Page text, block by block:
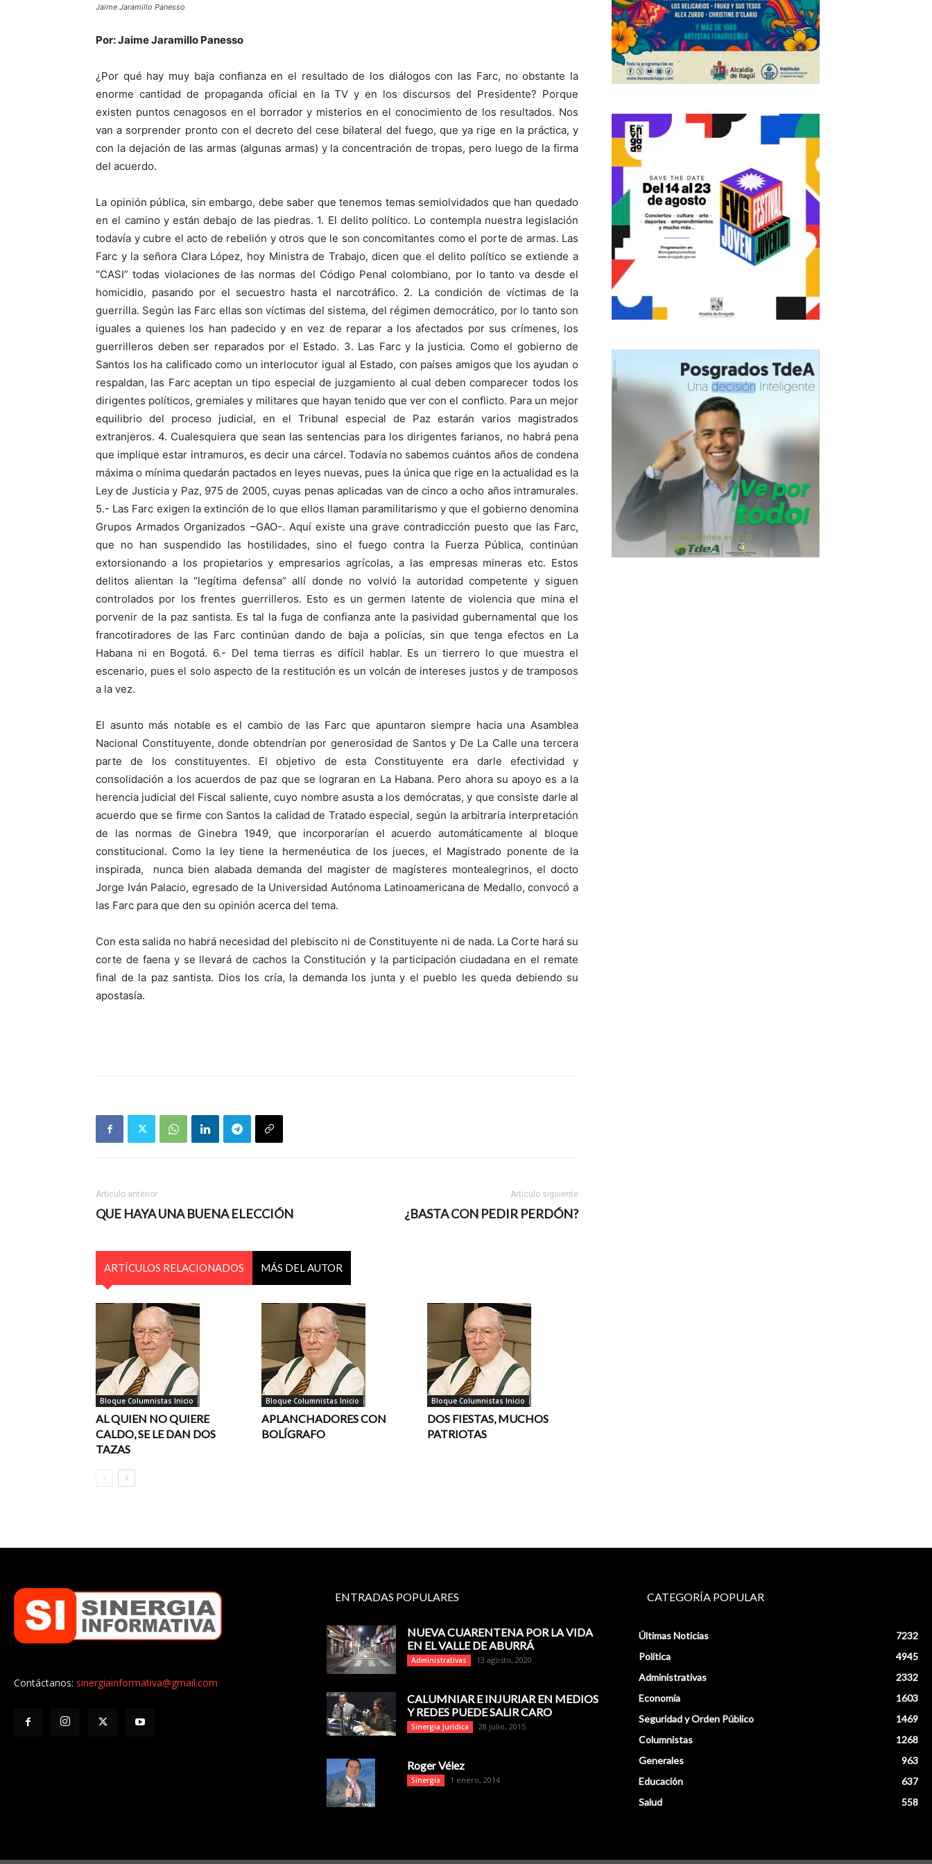
Jaime Jaramillo Panesso
Por: Jaime Jaramillo Panesso
¿Por qué hay muy baja confianza en el resultado de los diálogos con las Farc, no obstante la
enorme cantidad de propaganda oficial en la TV y en los discursos del Presidente? Porque
existen puntos cenagosos en el borrador y misterios en el conocimiento de los resultados. Nos
van a sorprender pronto con el decreto del cese bilateral del fuego, que ya rige en la práctica, y
con la dejación de las armas (algunas armas) y la concentración de tropas, pero luego de la firma
del acuerdo.
La opinión pública, sin embargo, debe saber que tenemos temas semiolvidados que han quedado
en el camino y están debajo de las piedras. 1. El delito político. Lo contempla nuestra legislación
todavía y cubre el acto de rebelión y otros que le son concomitantes como el porte de armas. Las
Farc y la señora Clara López, hoy Ministra de Trabajo, dicen que el delito político se extiende a
“CASI” todas violaciones de las normas del Código Penal colombiano, por lo tanto va desde el
homicidio, pasando por el secuestro hasta el narcotráfico. 2. La condición de víctimas de la
guerrilla. Según las Farc ellas son víctimas del sistema, del régimen democrático, por lo tanto son
iguales a quienes los han padecido y en vez de reparar a los afectados por sus crímenes, los
guerrilleros deben ser reparados por el Estado. 3. Las Farc y la justicia. Como el gobierno de
Santos los ha calificado como un interlocutor igual al Estado, con países amigos que los ayudan o
respaldan, las Farc aceptan un tipo especial de juzgamiento al cual deben comparecer todos los
dirigentes políticos, gremiales y militares que hayan tenido que ver con el conflicto. Para un mejor
equilibrio del proceso judicial, en el Tribunal especial de Paz estarán varios magistrados
extranjeros. 4. Cualesquiera que sean las sentencias para los dirigentes farianos, no habrá pena
que implique estar intramuros, es decir una cárcel. Todavía no sabemos cuántos años de condena
máxima o mínima quedarán pactados en leyes nuevas, pues la única que rige en la actualidad es la
Ley de Justicia y Paz, 975 de 2005, cuyas penas aplicadas van de cinco a ocho años intramurales.
5.- Las Farc exigen la extinción de lo que ellos llaman paramilitarismo y que el gobierno denomina
Grupos Armados Organizados –GAO-. Aquí existe una grave contradicción puesto que las Farc,
que no han suspendido las hostilidades, sino el fuego contra la Fuerza Pública, continúan
extorsionando a los propietarios y empresarios agrícolas, a las empresas mineras etc. Estos
delitos alientan la “legítima defensa” allí donde no volvió la autoridad competente y siguen
controlados por los frentes guerrilleros. Esto es un germen latente de violencia que mina el
porvenir de la paz santista. Es tal la fuga de confianza ante la pasividad gubernamental que los
francotiradores de las Farc continúan dando de baja a policías, sin que tenga efectos en La
Habana ni en Bogotá. 6.- Del tema tierras es difícil hablar. Es un tierrero lo que muestra el
escenario, pues el solo aspecto de la restitución es un volcán de intereses justos y de tramposos
a la vez.
El asunto más notable es el cambio de las Farc que apuntaron siempre hacia una Asamblea
Nacional Constituyente, donde obtendrían por generosidad de Santos y De La Calle una tercera
parte de los constituyentes. El objetivo de esta Constituyente era darle efectividad y
consolidación a los acuerdos de paz que se lograran en La Habana. Pero ahora su apoyo es a la
herencia judicial del Fiscal saliente, cuyo nombre asusta a los demócratas, y que consiste darle al
acuerdo que se firme con Santos la calidad de Tratado especial, según la arbitraria interpretación
de las normas de Ginebra 1949, que incorporarían el acuerdo automáticamente al bloque
constitucional. Como la ley tiene la hermenéutica de los jueces, el Magistrado ponente de la
inspirada, nunca bien alabada demanda del magister de magísteres montealegrinos, el docto
Jorge Iván Palacio, egresado de la Universidad Autónoma Latinoamericana de Medallo, convocó a
las Farc para que den su opinión acerca del tema.
Con esta salida no habrá necesidad del plebiscito ni de Constituyente ni de nada. La Corte hará su
corte de faena y se llevará de cachos la Constitución y la participación ciudadana en el remate
final de la paz santista. Dios los cría, la demanda los junta y el pueblo les queda debiendo su
apostasía.
Artículo anterior
QUE HAYA UNA BUENA ELECCIÓN
Artículo siguiente
¿BASTA CON PEDIR PERDÓN?
ARTÍCULOS RELACIONADOS MÁS DEL AUTOR
Bloque Columnistas Inicio
AL QUIEN NO QUIERE
CALDO, SE LE DAN DOS
TAZAS
Bloque Columnistas Inicio
APLANCHADORES CON
BOLÍGRAFO
Bloque Columnistas Inicio
DOS FIESTAS, MUCHOS
PATRIOTAS
Contáctanos: sinergiainformativa@gmail.com
ENTRADAS POPULARES
NUEVA CUARENTENA POR LA VIDA
EN EL VALLE DE ABURRÁ
Administrativas 13 agosto, 2020
CALUMNIAR E INJURIAR EN MEDIOS
Y REDES PUEDE SALIR CARO
Sinergia Jurídica 28 julio, 2015
Roger Vélez
Sinergia 1 enero, 2014
CATEGORÍA POPULAR
Últimas Noticias
7232
Política
4945
Administrativas
2332
Economía
1603
Seguridad y Orden Público
1469
Columnistas
1268
Generales
963
Educación
637
Salud
558